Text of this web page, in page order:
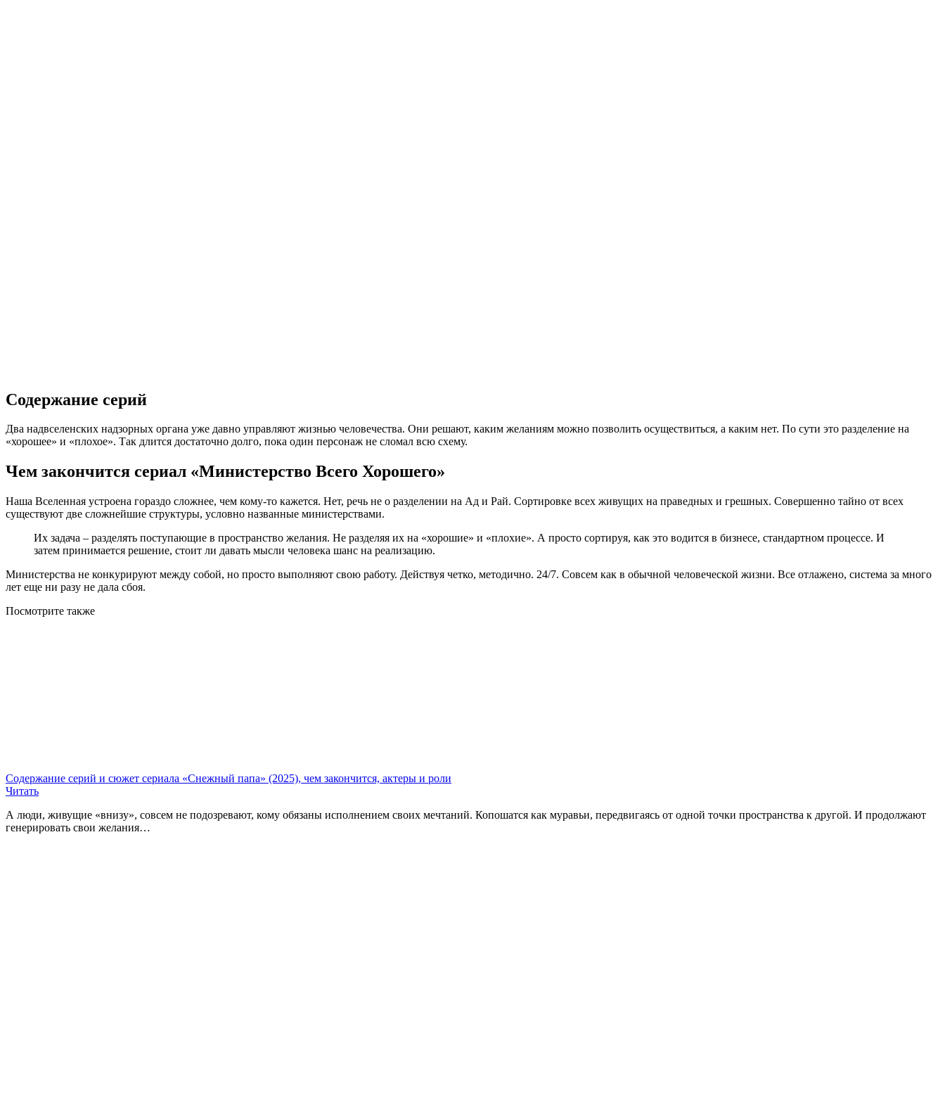
Содержание серий
Два надвселенских надзорных органа уже давно управляют жизнью человечества. Они решают, каким желаниям можно позволить осуществиться, а каким нет. По сути это разделение на
«хорошее» и «плохое». Так длится достаточно долго, пока один персонаж не сломал всю схему.
Чем закончится сериал «Министерство Всего Хорошего»
Наша Вселенная устроена гораздо сложнее, чем кому-то кажется. Нет, речь не о разделении на Ад и Рай. Сортировке всех живущих на праведных и грешных. Совершенно тайно от всех
существуют две сложнейшие структуры, условно названные министерствами.
Их задача – разделять поступающие в пространство желания. Не разделяя их на «хорошие» и «плохие». А просто сортируя, как это водится в бизнесе, стандартном процессе. И
затем принимается решение, стоит ли давать мысли человека шанс на реализацию.
Министерства не конкурируют между собой, но просто выполняют свою работу. Действуя четко, методично. 24/7. Совсем как в обычной человеческой жизни. Все отлажено, система за много
лет еще ни разу не дала сбоя.
Посмотрите также
Содержание серий и сюжет сериала «Снежный папа» (2025), чем закончится, актеры и роли
Читать
А люди, живущие «внизу», совсем не подозревают, кому обязаны исполнением своих мечтаний. Копошатся как муравьи, передвигаясь от одной точки пространства к другой. И продолжают
генерировать свои желания…